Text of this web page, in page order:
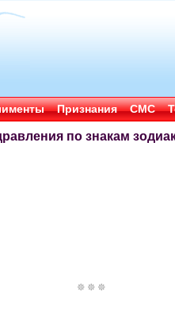
Признания СМС
по знакам